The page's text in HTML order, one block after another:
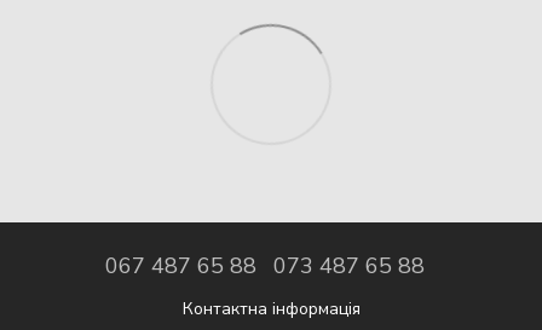
067 487 65 88 073 487 65 88
Контактна інформація